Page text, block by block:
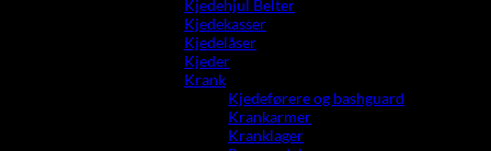
Kjedehjul Belter
Kjedekasser
Kjedelåser
Kjeder
Krank
Kjedeførere og bashguard
Krankarmer
Kranklager